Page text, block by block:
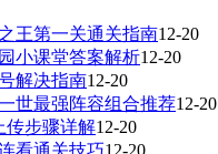
王第一关通关指南12-20
小课堂答案解析12-20
解决指南12-20
世最强阵容组合推荐12-20
传步骤详解12-20
看通关技巧12-20